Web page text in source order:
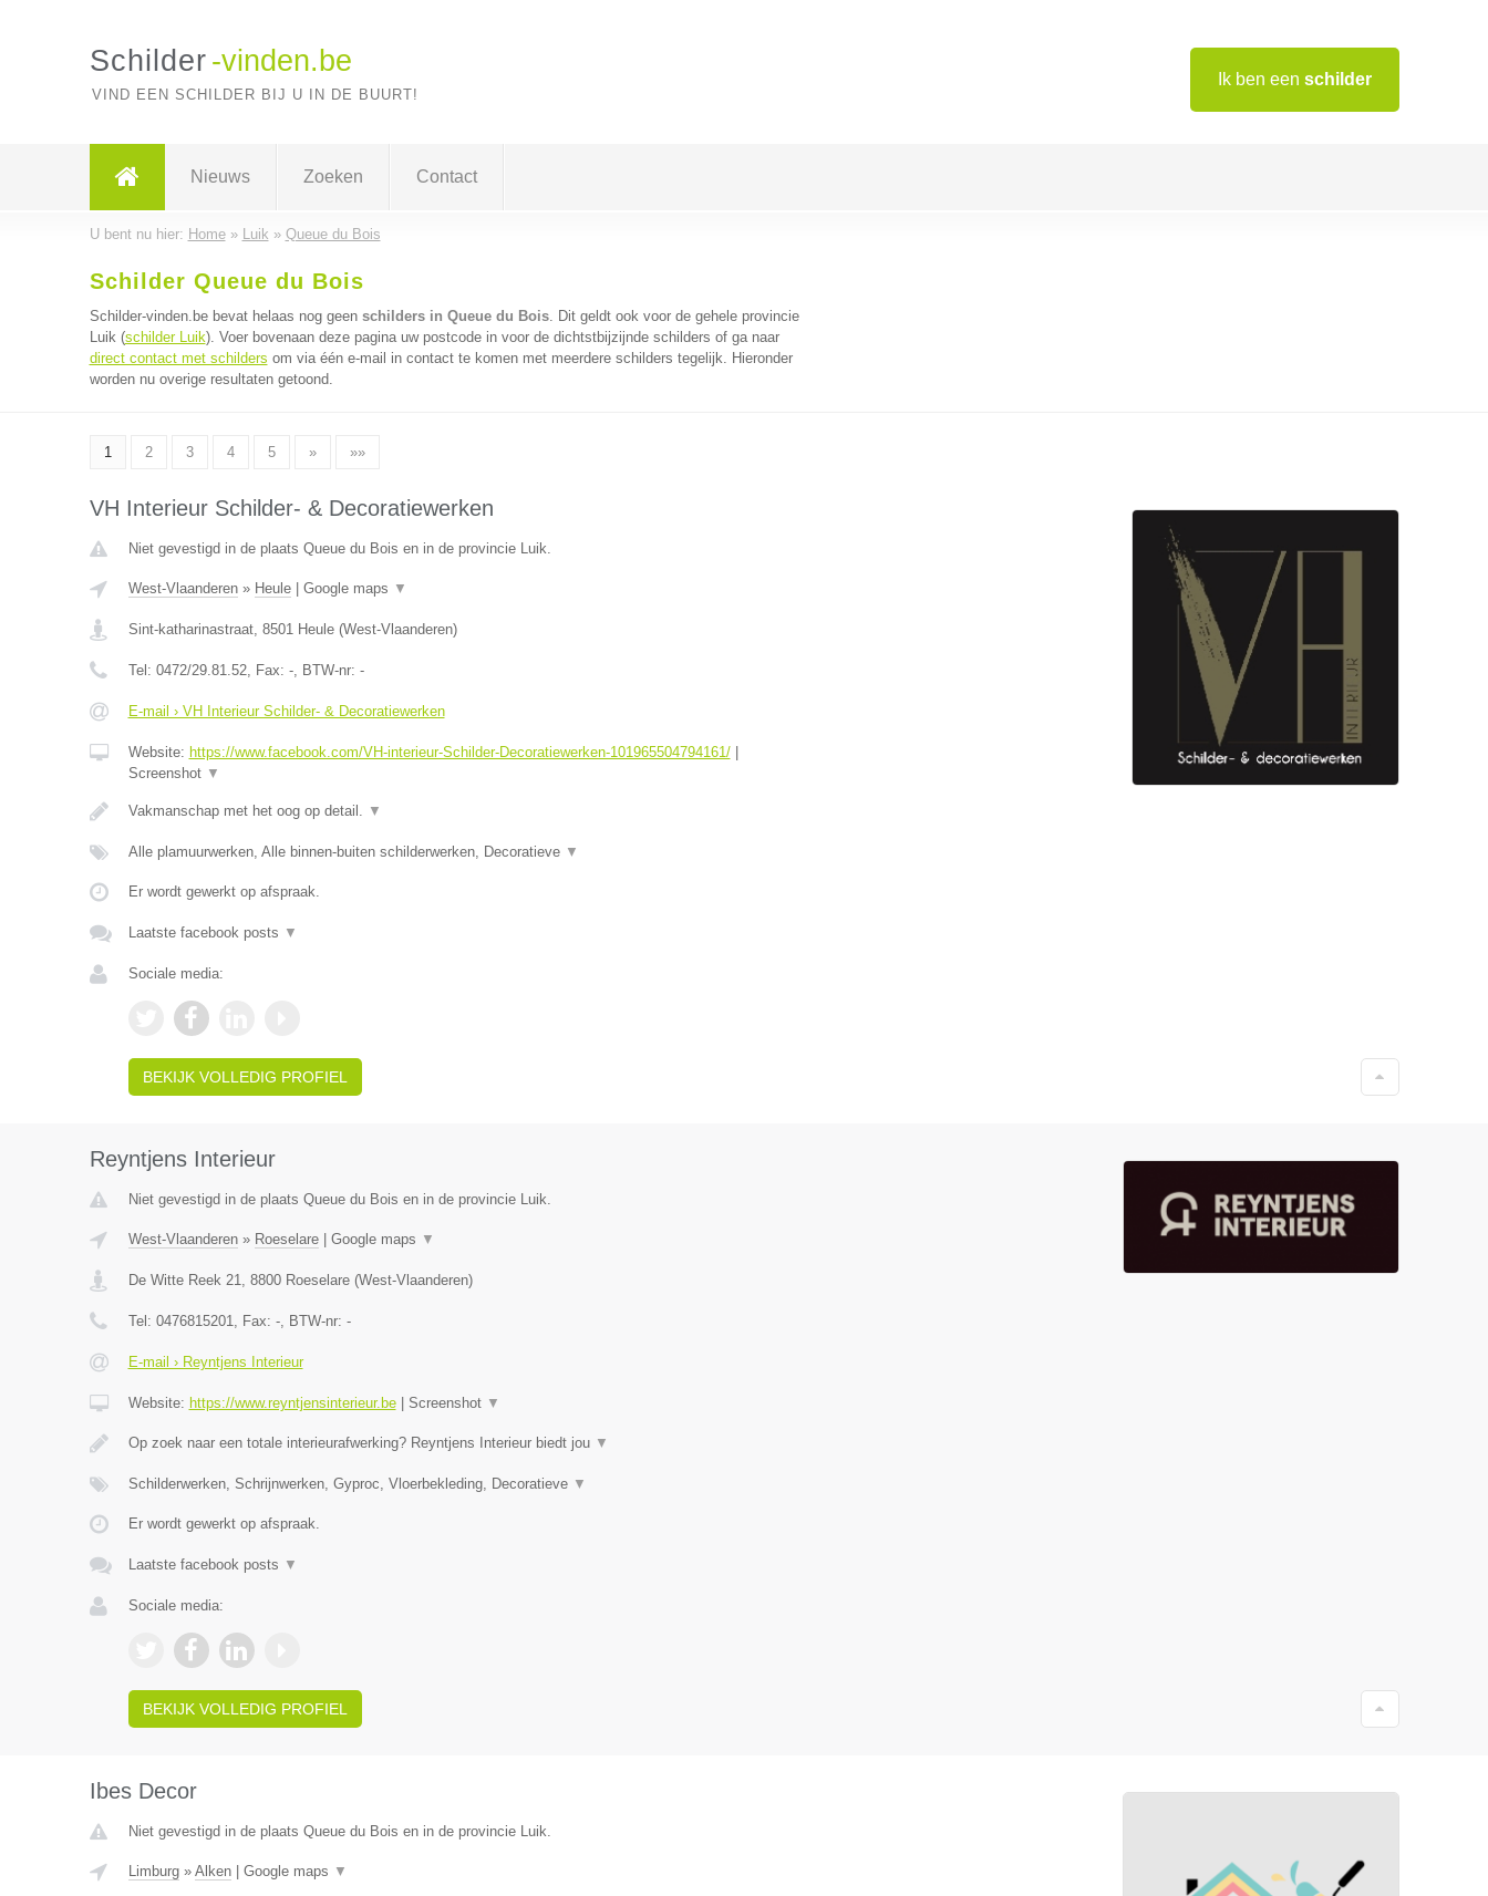
Ik ben een schilder
Schilder -vinden.be
VIND EEN SCHILDER BIJ U IN DE BUURT!
Nieuws Zoeken Contact
U bent nu hier: Home» Luik » Queue du Bois
Schilder Queue du Bois
Schilder-vinden.be bevat helaas nog geen schilders in Queue du Bois. Dit geldt ook voor de gehele provincie
Luik (schilder Luik). Voer bovenaan deze pagina uw postcode in voor de dichtstbijzijnde schilders of ga naar
direct contact met schilders om via één e-mail in contact te komen met meerdere schilders tegelijk. Hieronder
worden nu overige resultaten getoond.
1 2 3 4 5 » »»
VH Interieur Schilder- & Decoratiewerken
Niet gevestigd in de plaats Queue du Bois en in de provincie Luik.
West-Vlaanderen» Heule| Google maps ▼
Sint-katharinastraat, 8501 Heule(West-Vlaanderen)
Tel: 0472/29.81.52, Fax: -, BTW-nr: -
E-mail › VH Interieur Schilder- & Decoratiewerken
Website: https://www.facebook.com/VH-interieur-Schilder-Decoratiewerken-101965504794161/|
Screenshot ▼
Vakmanschap met het oog op detail. ▼
Alle plamuurwerken, Alle binnen-buiten schilderwerken, Decoratieve ▼
Er wordt gewerkt op afspraak.
Laatste facebook posts ▼
Sociale media:
BEKIJK VOLLEDIG PROFIEL
Reyntjens Interieur
Niet gevestigd in de plaats Queue du Bois en in de provincie Luik.
West-Vlaanderen» Roeselare| Google maps ▼
De Witte Reek 21, 8800 Roeselare(West-Vlaanderen)
Tel: 0476815201, Fax: -, BTW-nr: -
E-mail › Reyntjens Interieur
Website: https://www.reyntjensinterieur.be| Screenshot ▼
Op zoek naar een totale interieurafwerking? Reyntjens Interieur biedt jou ▼
Schilderwerken, Schrijnwerken, Gyproc, Vloerbekleding, Decoratieve ▼
Er wordt gewerkt op afspraak.
Laatste facebook posts ▼
Sociale media:
BEKIJK VOLLEDIG PROFIEL
Ibes Decor
Niet gevestigd in de plaats Queue du Bois en in de provincie Luik.
Limburg» Alken| Google maps ▼